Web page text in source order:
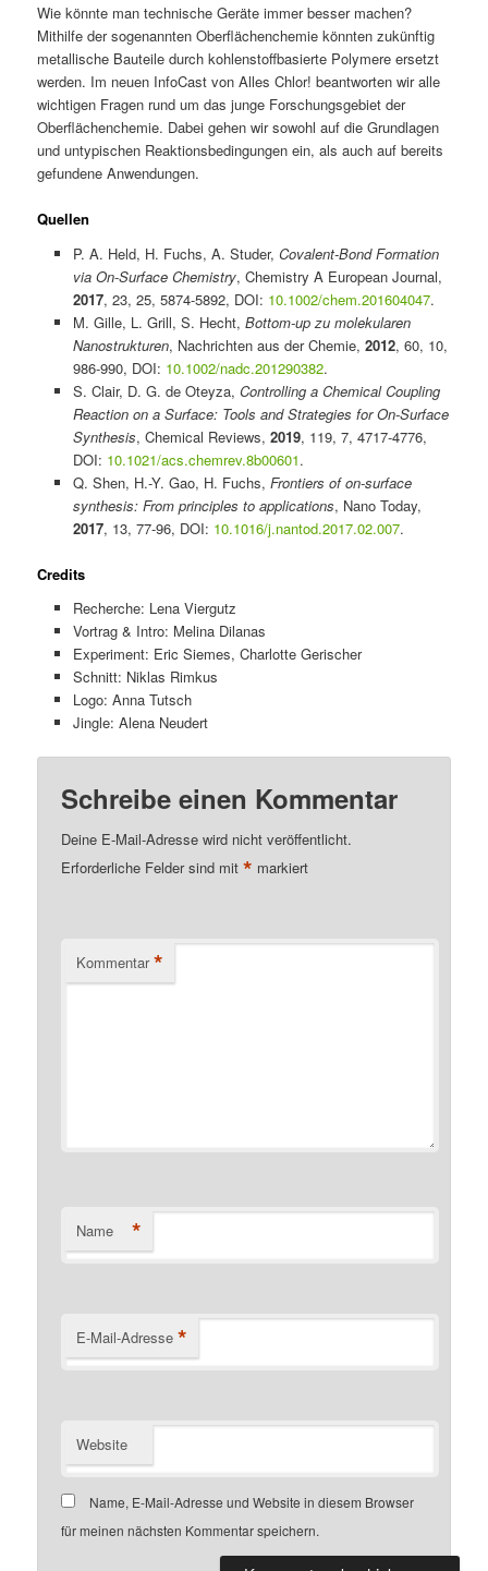
Wie könnte man technische Geräte immer besser machen?
Mithilfe der sogenannten Oberflächenchemie könnten zukünftig
metallische Bauteile durch kohlenstoffbasierte Polymere ersetzt
werden. Im neuen InfoCast von Alles Chlor! beantworten wir alle
wichtigen Fragen rund um das junge Forschungsgebiet der
Oberflächenchemie. Dabei gehen wir sowohl auf die Grundlagen
und untypischen Reaktionsbedingungen ein, als auch auf bereits
gefundene Anwendungen.
Quellen
P. A. Held, H. Fuchs, A. Studer, Covalent-Bond Formation
via On-Surface Chemistry, Chemistry A European Journal,
2017, 23, 25, 5874-5892, DOI: 10.1002/chem.201604047.
M. Gille, L. Grill, S. Hecht, Bottom-up zu molekularen
Nanostrukturen, Nachrichten aus der Chemie, 2012, 60, 10,
986-990, DOI: 10.1002/nadc.201290382.
S. Clair, D. G. de Oteyza, Controlling a Chemical Coupling
Reaction on a Surface: Tools and Strategies for On-Surface
Synthesis, Chemical Reviews, 2019, 119, 7, 4717-4776,
DOI: 10.1021/acs.chemrev.8b00601.
Q. Shen, H.-Y. Gao, H. Fuchs, Frontiers of on-surface
synthesis: From principles to applications, Nano Today,
2017, 13, 77-96, DOI: 10.1016/j.nantod.2017.02.007.
Credits
Recherche: Lena Viergutz
Vortrag & Intro: Melina Dilanas
Experiment: Eric Siemes, Charlotte Gerischer
Schnitt: Niklas Rimkus
Logo: Anna Tutsch
Jingle: Alena Neudert
Schreibe einen Kommentar
Deine E-Mail-Adresse wird nicht veröffentlicht.
Erforderliche Felder sind mit* markiert
Kommentar *
Name *
E-Mail-Adresse *
Website
Name, E-Mail-Adresse und Website in diesem Browser
für meinen nächsten Kommentar speichern.